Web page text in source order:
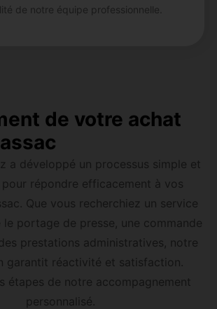
de notre équipe professionnelle.
de votre achat
a développé un processus simple et
répondre efficacement à vos
Que vous recherchiez un service
le portage de presse, une commande
prestations administratives, notre
garantit réactivité et satisfaction.
étapes de notre accompagnement
personnalisé.